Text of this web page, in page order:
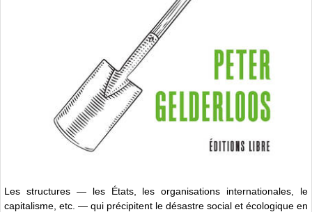
Les structures — les États, les organisations internationales, le
capitalisme, etc. — qui précipitent le désastre social et écologique en